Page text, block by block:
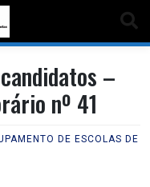
–
nº 41
DE ESCOLAS DE